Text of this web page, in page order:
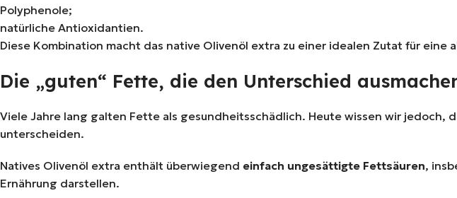
Polyphenole;
natürliche Antioxidantien.
Diese Kombination macht das native Olivenöl extra zu einer idealen Zutat für eine
Die „guten“ Fette, die den Unterschied
Viele Jahre lang galten Fette als gesundheitsschädlich. Heute wissen wir
unterscheiden.
Natives Olivenöl extra enthält überwiegend einfach ungesättigte Fettsäuren,
Ernährung darstellen.